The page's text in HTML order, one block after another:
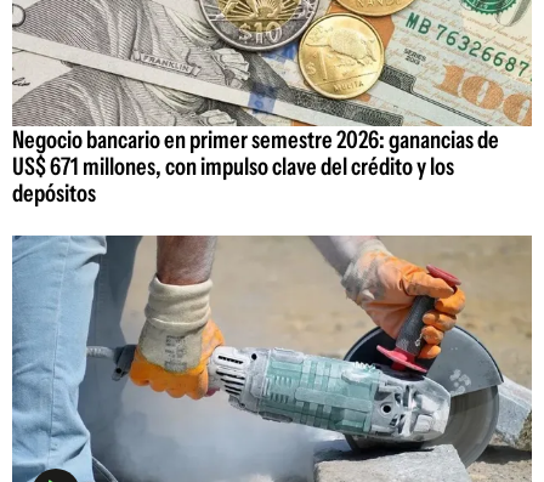
Negocio bancario en primer semestre 2026: ganancias de
US$ 671 millones, con impulso clave del crédito y los
depósitos